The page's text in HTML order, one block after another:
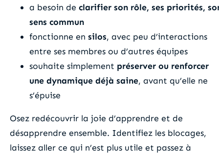
a besoin de clarifier son rôle, ses priorités,
sens commun
fonctionne en silos, avec peu d’interactions
entre ses membres ou d’autres équipes
souhaite simplement préserver ou renforcer
une dynamique déjà saine, avant qu’elle ne
s’épuise
Osez redécouvrir la joie d’apprendre et de
désapprendre ensemble. Identifiez les blocages,
laissez aller ce qui n’est plus utile et passez à